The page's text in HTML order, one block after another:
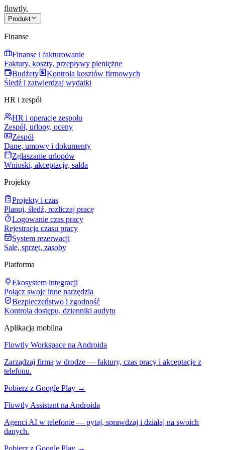
flowtly.
Produkt
Finanse
Finanse i fakturowanie
Faktury, koszty, przepływy pieniężne
Budżety
Kontrola kosztów firmowych
Śledź i zatwierdzaj wydatki
HR i zespół
HR i operacje zespołu
Zespół, urlopy, oceny
Zespół
Dane, umowy i dokumenty
Zgłaszanie urlopów
Wnioski, akceptacje, salda
Projekty
Projekty i czas
Planuj, śledź, rozliczaj pracę
Logowanie czas pracy
Rejestracja czasu pracy
System rezerwacji
Sale, sprzęt, zasoby
Platforma
Ekosystem integracji
Połącz swoje inne narzędzia
Bezpieczeństwo i zgodność
Kontrola dostępu, dzienniki audytu
Aplikacja mobilna
Flowtly Workspace na Androida
Zarządzaj firmą w drodze — faktury, czas pracy i akceptacje z
telefonu.
Pobierz z Google Play →
Flowtly Assistant na Androida
Agenci AI w telefonie — pytaj, sprawdzaj i działaj na swoich
danych.